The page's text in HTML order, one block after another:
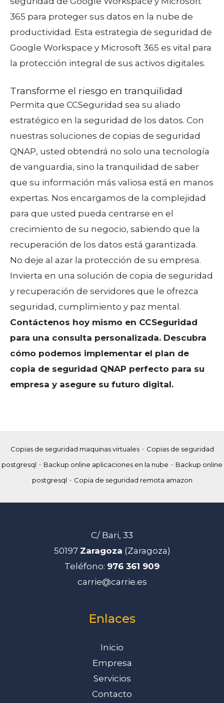
365 para proteger sus datos en la nube de
productividad. Esta estrategia de seguridad de
Google Workspace y Microsoft 365 es vital para
la protección integral de sus activos digitales.
Transforme el riesgo en tranquilidad
Permita que CCSeguridad sea su aliado
estratégico en la seguridad de los datos. Con
nuestras soluciones de copias de seguridad
QNAP, usted obtendrá no solo una tecnología
de vanguardia, sino la tranquilidad de saber
que su información más valiosa está en manos
expertas. Nos encargamos de la complejidad
para que usted pueda centrarse en el
crecimiento de su negocio, sabiendo que la
recuperación de los datos está garantizada.
No deje al azar la protección de su empresa.
Invierta en una solución de copia de seguridad
y recuperación de servidores que le ofrezca
seguridad, cumplimiento y paz mental.
Contáctenos hoy mismo en CCSeguridad
para una consulta personalizada. Descubra
cómo podemos implementar el plan de
copia de seguridad QNAP perfecto para su
empresa y asegure su futuro digital.
Copias de seguridad maquinas virtuales- Copias de seguridad
postgresql - Backup online aplicaciones en la nube - Backup online
postgresql - Copia de seguridad remota amazon
C/ Bari, 33
50197 Zaragoza (Zaragoza)
Teléfono: 976 361 909
carrie@carrie.es
Enlaces
Inicio
Empresa
Servicios
Contacto